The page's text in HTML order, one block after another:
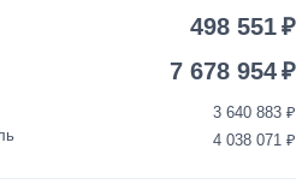
40 000
1 день
498 551
7 678 954
3 640 883
4 038 071